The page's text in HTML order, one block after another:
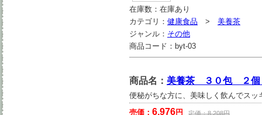
在庫数： 在庫あり
カテゴリ： 健康食品 > 美養茶
ジャンル： その他
商品コード： byt-03
商品名： 美養茶 ３０包 ２個
便秘がちな方に、美味しく飲んでスッ
売価： 6,976円 定価：8,208円